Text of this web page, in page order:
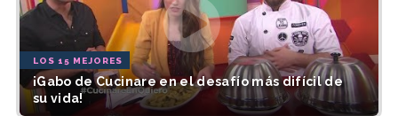
LOS 15 MEJORES
¡Gabo de Cucinare en el desafío más difícil de
su vida!